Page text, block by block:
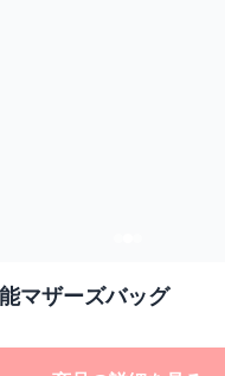
マザーズバッグ